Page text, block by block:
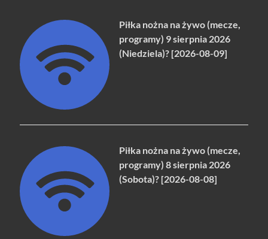
Piłka nożna na żywo (mecze,
programy) 9 sierpnia 2026
(Niedziela)? [2026-08-09]
Piłka nożna na żywo (mecze,
programy) 8 sierpnia 2026
(Sobota)? [2026-08-08]